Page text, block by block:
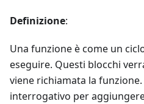
Definizione:
Una funzione è come un
eseguire. Questi blocchi
viene richiamata la
interrogativo per